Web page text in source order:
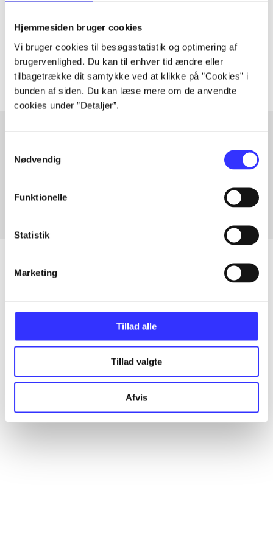
Hjemmesiden bruger cookies
Vi bruger cookies til besøgsstatistik og optimering af
brugervenlighed. Du kan til enhver tid ændre eller
tilbagetrække dit samtykke ved at klikke på ”Cookies” i
bunden af siden. Du kan læse mere om de anvendte
cookies under ”Detaljer”.
Nødvendig
Funktionelle
Statistik
Marketing
Tillad alle
Tillad valgte
Afvis
Tidsskrift
Artiklerne i handler ofte om
Artikler med samme emner
Alle registrerede artikler fordelt på udgivelser
...